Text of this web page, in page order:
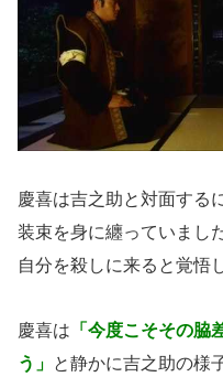
慶喜は吉之助と対面する
装束を身に纏っていまし
自分を殺しに来ると覚悟
慶喜は 「今度こそその脇
う」 と静かに吉之助の様